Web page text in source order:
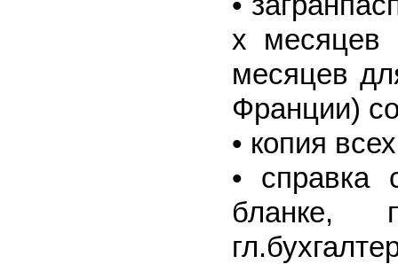
х месяцев
месяцев
Франции)
• копия
• справка
бланке,